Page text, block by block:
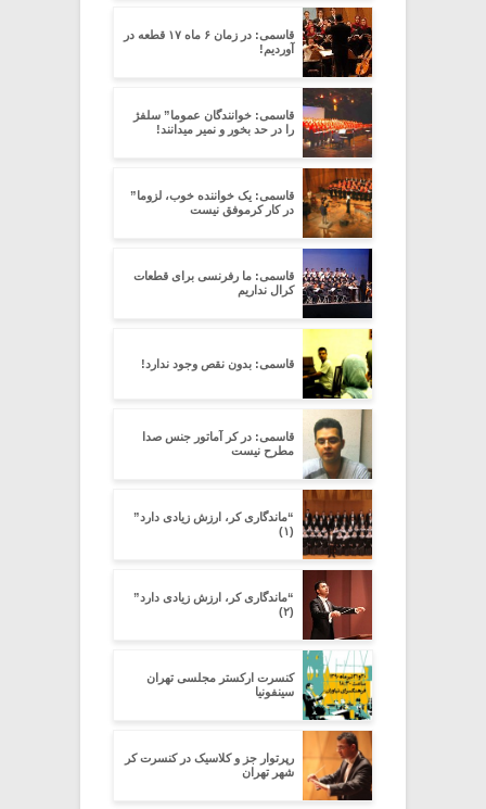
قاسمی: در زمان ۶ ماه ۱۷ قطعه در
آوردیم!
قاسمی: خوانندگان عموما” سلفژ
را در حد بخور و نمیر میدانند!
قاسمی: یک خواننده خوب، لزوما”
در کار کرموفق نیست
قاسمی: ما رفرنسی برای قطعات
کرال نداریم
قاسمی: بدون نقص وجود ندارد!
قاسمی: در کر آماتور جنس صدا
مطرح نیست
“ماندگاری کر، ارزش زیادی دارد”
(۱)
“ماندگاری کر، ارزش زیادی دارد”
(۲)
کنسرت ارکستر مجلسی تهران
سینفونیا
رپرتوار جز و کلاسیک در کنسرت کر
شهر تهران